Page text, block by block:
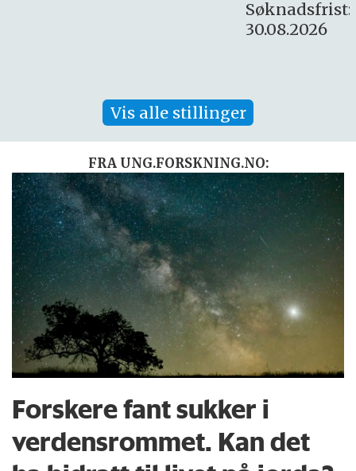
Vis alle stillinger
FRA UNG.FORSKNING.NO:
Forskere fant sukker i
verdensrommet. Kan det